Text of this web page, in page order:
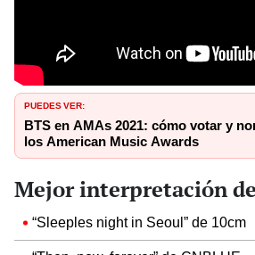
PUEDES VER:
BTS en AMAs 2021: cómo votar y
los American Music Awards
Mejor interpretación
“Sleeples night in Seoul” de 10cm